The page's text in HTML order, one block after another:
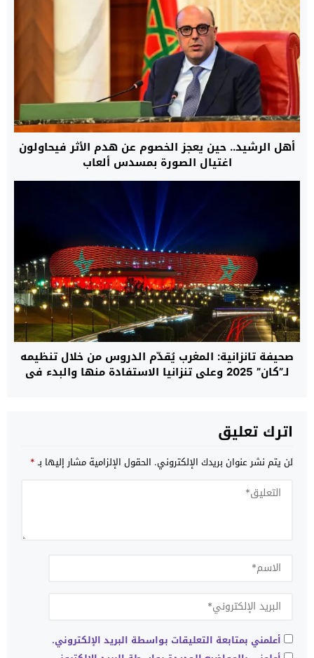
أهل الرشيد.. حين يعجز الخصوم عن هدم الأثر فيحاولون
اغتيال الصورة بمسدس ألعاب
صحيفة تانزانية: المغرب يُقدّم الدروس من خلال تنظيمه
لـ”كان” 2025 وعلى تنزانيا الاستفادة منها والبدء في
اترك تعليق
لن يتم نشر عنوان بريدك الإلكتروني. الحقول الإلزامية مشار إليها بـ*
أعلمني بمتابعة التعليقات بواسطة البريد الإلكتروني.